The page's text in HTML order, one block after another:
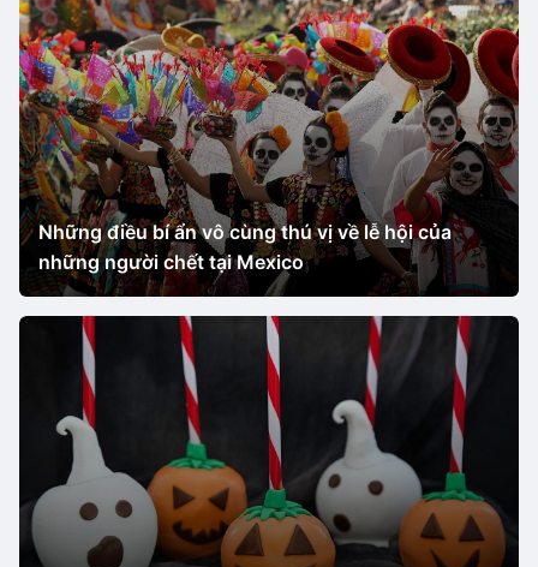
Những điều bí ẩn vô cùng thú vị về lễ hội của
những người chết tại Mexico